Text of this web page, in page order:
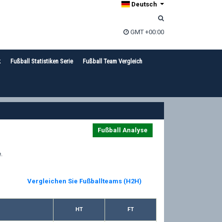
Deutsch
GMT +00:00
Fußball Statistiken Serie Fußball Team Vergleich
Fußball Analyse
Vergleichen Sie Fußballteams (H2H)
HT FT